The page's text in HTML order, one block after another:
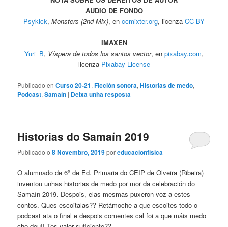
AUDIO DE FONDO
Psykick, Monsters (2nd Mix), en ccmixter.org, licenza CC BY
IMAXEN
Yuri_B, Víspera de todos los santos vector, en pixabay.com,
licenza Pixabay License
Publicado en Curso 20-21,Ficción sonora,Historias de medo,
Podcast,Samaín | Deixa unha resposta
Historias do Samaín 2019
Publicado o8 Novembro, 2019poreducacionfisica
O alumnado de 6º de Ed. Primaria do CEIP de Olveira (Ribeira)
inventou unhas historias de medo por mor da celebración do
Samaín 2019. Despois, elas mesmas puxeron voz a estes
contos. Ques escoitalas?? Retámoche a que escoites todo o
podcast ata o final e despois comentes cal foi a que máis medo